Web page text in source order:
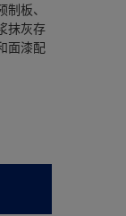
板、
抹灰存
面漆配